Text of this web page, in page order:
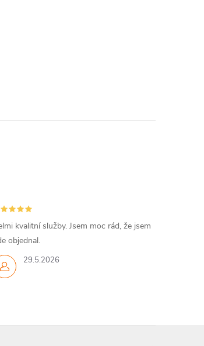
29.5.2026
kvalitní služby. Jsem moc rád, že jsem
objednal.